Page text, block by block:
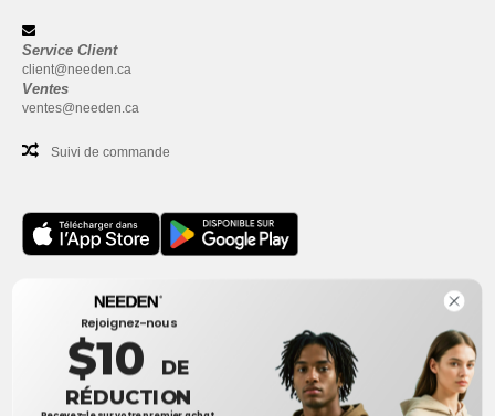
Service Client
client@needen.ca
Ventes
ventes@needen.ca
Suivi de commande
Bureau
One Dundas Street West Suite 2500
Toronto, Ontario, M5G 1Z3
Ceci n'est PAS l'adresse de retour. Pour les retours, voir ici
Rejoignez-nous
$10 DE
RÉDUCTION